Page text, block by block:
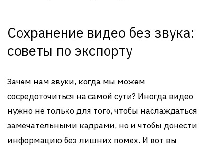
Сохранение видео без звука:
советы по экспорту
Зачем нам звуки, когда мы можем
сосредоточиться на самой сути? Иногда видео
нужно не только для того, чтобы наслаждаться
замечательными кадрами, но и чтобы донести
информацию без лишних помех. И вот вы